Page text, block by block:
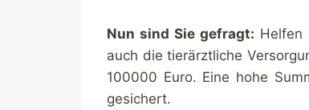
Nun sind Sie gefragt: Helfen
auch die tierärztliche
100000 Euro. Eine hohe
gesichert.